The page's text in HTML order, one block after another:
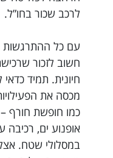
לרכב שכור בחו”ל.
עם כל ההתרגשות
חשוב לזכור
חיונית. תמיד
מכסה את
כמו חופשת חורף –
אופנוע ים, רכיבה